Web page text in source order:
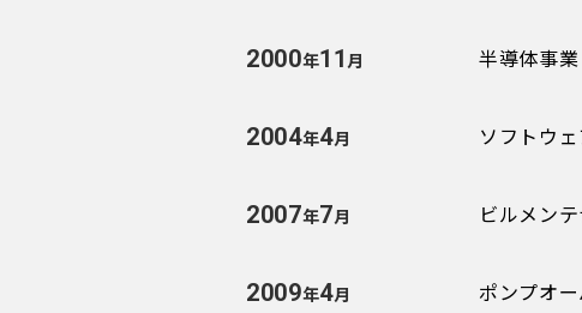
2000年11月 半導体事
2004年4月 ソフトウ
2007年7月 ビルメン
2009年4月 ポンプオ